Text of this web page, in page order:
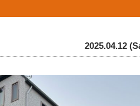
2025.04.12